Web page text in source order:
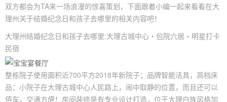
双方都会为TA来一场浪漫的惊喜策划，下面跟着小编一起来看看在大
理州关于结婚纪念日和孩子去哪里的相关内容吧！
大理州结婚纪念日和孩子去哪里:大理古城中心・包院六居・明星打卡
民宿
整栋院子使用面积近700平方2018年新院子；品牌智能洁具，高档床
品；小院子在大理古城中心人民路上，闹中取静的位置，而且还可以
停车，交通方便！房间装修是有专业设计打造，位于大理白族风格加